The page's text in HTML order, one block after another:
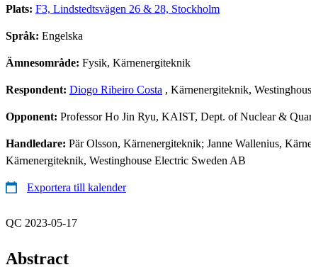
Plats: F3, Lindstedtsvägen 26 & 28, Stockholm
Språk: Engelska
Ämnesområde: Fysik, Kärnenergiteknik
Respondent: Diogo Ribeiro Costa , Kärnenergiteknik,
Opponent: Professor Ho Jin Ryu, KAIST, Dept. of Nuclear &
Handledare: Pär Olsson, Kärnenergiteknik; Janne Wallenius,
Kärnenergiteknik, Westinghouse Electric Sweden AB
Exportera till kalender
QC 2023-05-17
Abstract